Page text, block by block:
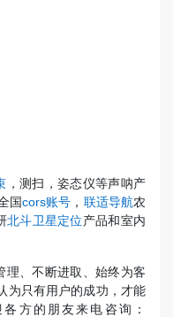
，测扫，姿态仪等声呐产
国cors账号 ， 联适导航农
北斗卫星定位产品和室内
理、不断进取、始终为客
为只有用户的成功，才能
方的朋友来电咨询：